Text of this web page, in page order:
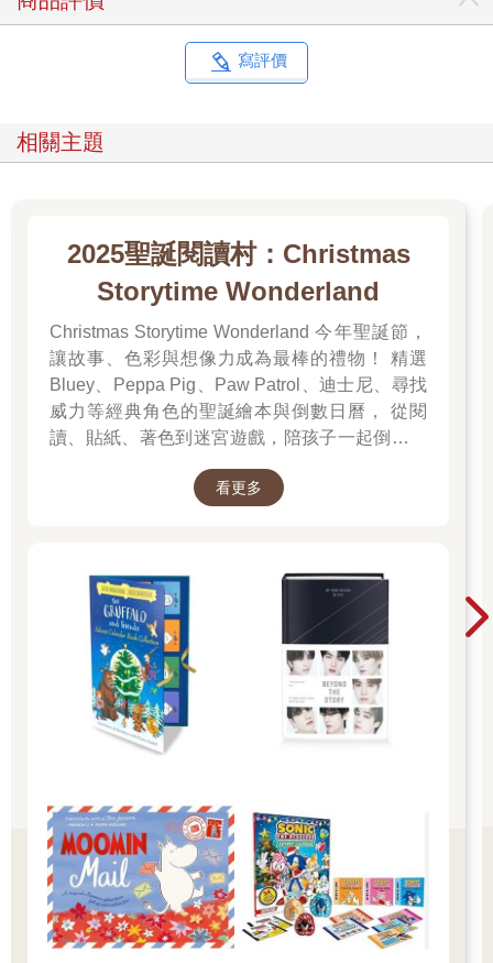
寫評價
相關主題
2025聖誕閱讀村：Christmas
Storytime Wonderland
Christmas Storytime Wonderland 今年聖誕節，
讓故事、色彩與想像力成為最棒的禮物！ 精選
Bluey、Peppa Pig、Paw Patrol、迪士尼、尋找
威力等經典角色的聖誕繪本與倒數日曆， 從閱
讀、貼紙、著色到迷宮遊戲，陪孩子一起倒數歡
滿的驚喜與節慶溫度， Read it, Play it, Feel the
看更多